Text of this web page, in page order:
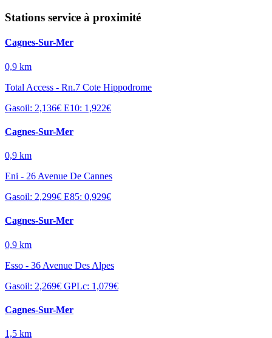
Stations service à proximité
Cagnes-Sur-Mer
0,9 km
Total Access - Rn.7 Cote Hippodrome
Gasoil: 2,136€ E10: 1,922€
Cagnes-Sur-Mer
0,9 km
Eni - 26 Avenue De Cannes
Gasoil: 2,299€ E85: 0,929€
Cagnes-Sur-Mer
0,9 km
Esso - 36 Avenue Des Alpes
Gasoil: 2,269€ GPLc: 1,079€
Cagnes-Sur-Mer
1,5 km